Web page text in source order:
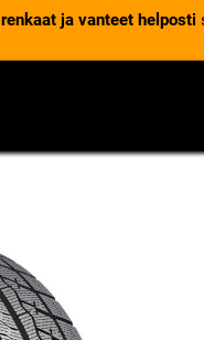
renkaat ja vanteet helposti